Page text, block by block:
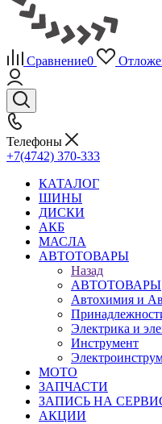
Сравнение0
Телефоны
+7(4742) 370-333
КАТАЛОГ
ШИНЫ
ДИСКИ
АКБ
МАСЛА
АВТОТОВАРЫ
Назад
АВТОТОВАРЫ
Автохимия и
Электрика и
Инструмент
МОТО
ЗАПЧАСТИ
ЗАПИСЬ НА
АКЦИИ